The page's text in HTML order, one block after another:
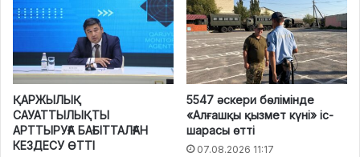
ҚАРЖЫЛЫҚ
САУАТТЫЛЫҚТЫ
АРТТЫРУҒА БАҒЫТТАЛҒАН
КЕЗДЕСУ ӨТТІ
5547 әскери бөлімінде
«Алғашқы қызмет күні» іс-
шарасы өтті
07.08.2026 11:17